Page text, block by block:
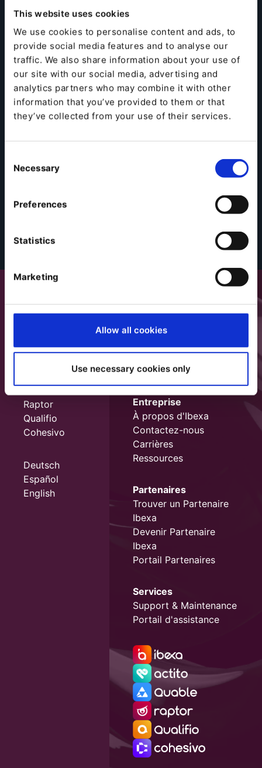
This website uses cookies
We use cookies to personalise content and ads, to
provide social media features and to analyse our
traffic. We also share information about your use of
our site with our social media, advertising and
analytics partners who may combine it with other
information that you’ve provided to them or that
they’ve collected from your use of their services.
Selection
Necessary
Preferences
Statistics
Marketing
Allow all cookies
Use necessary cookies only
tecnologías para respaldar los cambios en sus
modelos de ventas, descubrir nuevos canales y se
adapten a las condiciones cambiantes del mercado
para poder sobrevivir y prosperar. Acompáñanos el 19
de octubre y descubre como nuestros expertos
pueden ayudar a tu empresa a aumentar los ingresos
diversificando los canales de venta.